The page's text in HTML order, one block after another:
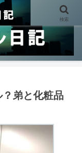
弟と化粧品
検索